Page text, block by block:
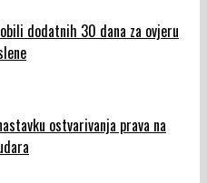
dodatnih 30 dana za ovjeru
ostvarivanja prava na